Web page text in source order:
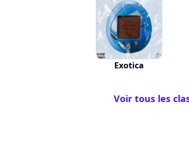
Exotica
Voir tous les